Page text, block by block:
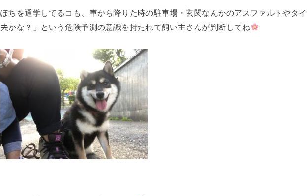
ぽちを通学してるコも、車から降りた時の駐車場・玄関なんかのアスファルトやタ
夫かな？」という危険予測の意識を持たれて飼い主さんが判断してね